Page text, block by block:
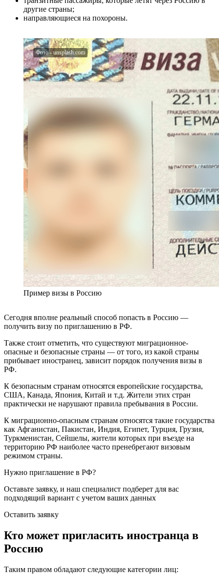
другие страны;
направляющиеся на похороны.
Пример визы в Россию
Сегодня вполне реальный способ попасть в Россию —
получить визу по приглашению в РФ.
Также стоит отметить, что существуют миграционное-
опасные и безопасные страны ― от того, из какой страны
прибывает иностранец, зависит порядок получения визы в
РФ.
К безопасным странам относятся европейские государства,
США, Канада, Япония, Китай и т.д. Жители этих стран
практически не нарушают правила пребывания в России.
К миграционно-опасным странам относятся такие государства
как Афганистан, Пакистан, Индия, Египет, Турция, Грузия,
Туркменистан, Сейшелы, жители которых при въезде на
территорию РФ наиболее часто пренебрегают визовым
режимом страны.
Нужно приглашение в РФ?
Оставьте заявку, и наш специалист подберет для вас
подходящий вариант с учетом ваших данных
Оставить заявку
Кто может пригласить иностранца в
Россию
Таким правом обладают следующие категории лиц: